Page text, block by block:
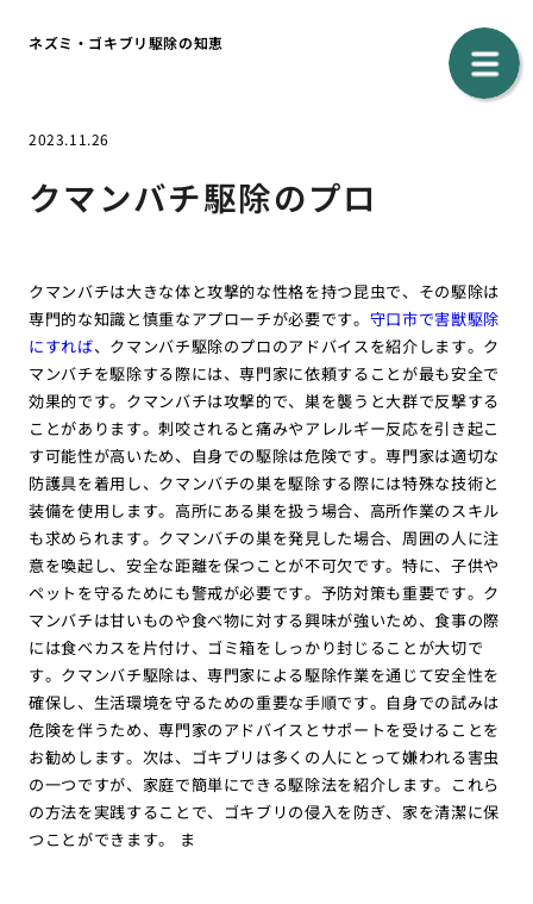
ネズミ・ゴキブリ駆除の知恵
2023.11.26
クマンバチ駆除のプロ
クマンバチは大きな体と攻撃的な性格を持つ昆虫で、その駆除は
専門的な知識と慎重なアプローチが必要です。 守口市で害獣駆除
にすれば、クマンバチ駆除のプロのアドバイスを紹介します。ク
マンバチを駆除する際には、専門家に依頼することが最も安全で
効果的です。クマンバチは攻撃的で、巣を襲うと大群で反撃する
ことがあります。刺咬されると痛みやアレルギー反応を引き起こ
す可能性が高いため、自身での駆除は危険です。専門家は適切な
防護具を着用し、クマンバチの巣を駆除する際には特殊な技術と
装備を使用します。高所にある巣を扱う場合、高所作業のスキル
も求められます。クマンバチの巣を発見した場合、周囲の人に注
意を喚起し、安全な距離を保つことが不可欠です。特に、子供や
ペットを守るためにも警戒が必要です。予防対策も重要です。ク
マンバチは甘いものや食べ物に対する興味が強いため、食事の際
には食べカスを片付け、ゴミ箱をしっかり封じることが大切で
す。クマンバチ駆除は、専門家による駆除作業を通じて安全性を
確保し、生活環境を守るための重要な手順です。自身での試みは
危険を伴うため、専門家のアドバイスとサポートを受けることを
お勧めします。次は、ゴキブリは多くの人にとって嫌われる害虫
の一つですが、家庭で簡単にできる駆除法を紹介します。これら
の方法を実践することで、ゴキブリの侵入を防ぎ、家を清潔に保
つことができます。 ま